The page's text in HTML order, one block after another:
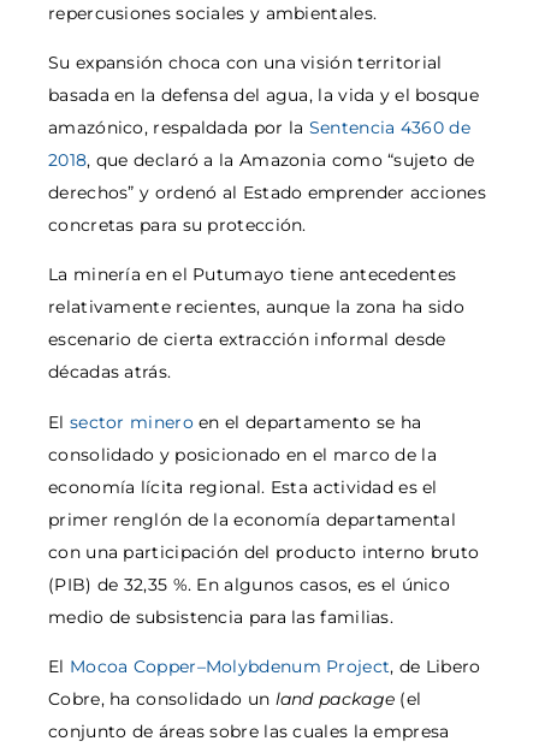
repercusiones sociales y ambientales.
Su expansión choca con una visión territorial
basada en la defensa del agua, la vida y el bosque
amazónico, respaldada por la Sentencia 4360 de
2018, que declaró a la Amazonia como “sujeto de
derechos” y ordenó al Estado emprender acciones
concretas para su protección.
La minería en el Putumayo tiene antecedentes
relativamente recientes, aunque la zona ha sido
escenario de cierta extracción informal desde
décadas atrás.
El sector mineroen el departamento se ha
consolidado y posicionado en el marco de la
economía lícita regional. Esta actividad es el
primer renglón de la economía departamental
con una participación del producto interno bruto
(PIB) de 32,35 %. En algunos casos, es el único
medio de subsistencia para las familias.
El Mocoa Copper–Molybdenum Project, de Libero
Cobre, ha consolidado un land package (el
conjunto de áreas sobre las cuales la empresa